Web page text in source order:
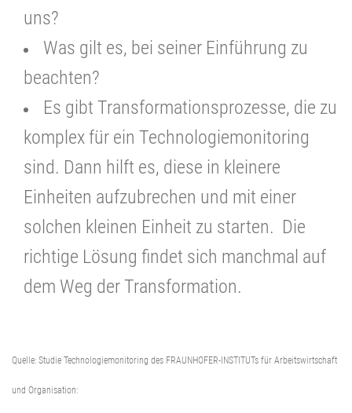
uns?
Was gilt es, bei seiner Einführung zu
beachten?
Es gibt Transformationsprozesse, die zu
komplex für ein Technologiemonitoring
sind. Dann hilft es, diese in kleinere
Einheiten aufzubrechen und mit einer
solchen kleinen Einheit zu starten. Die
richtige Lösung findet sich manchmal auf
dem Weg der Transformation.
Quelle: Studie Technologiemonitoring des FRAUNHOFER-INSTITUTs für Arbeitswirtschaft
und Organisation: